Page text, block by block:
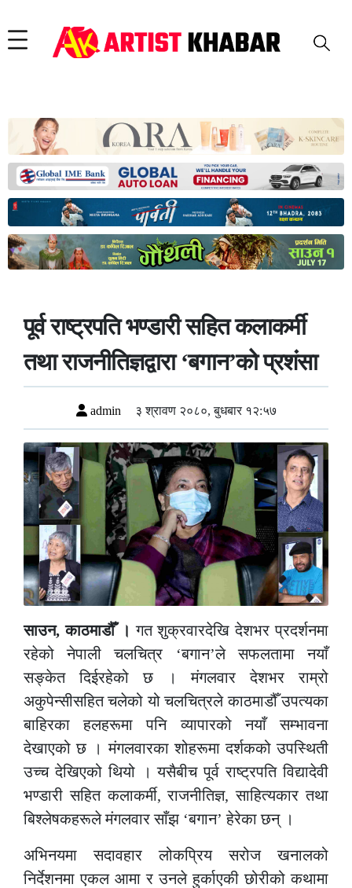
पूर्व राष्ट्रपति भण्डारी सहित कलाकर्मी
तथा राजनीतिज्ञद्वारा ‘बगान’को प्रशंसा
admin ३ श्रावण २०८०, बुधबार १२:५७
साउन, काठमाडौँ ।गत शुक्रवारदेखि देशभर प्रदर्शनमा
रहेको नेपाली चलचित्र ‘बगान’ले सफलतामा नयाँ
सङ्केत दिईरहेको छ । मंगलवार देशभर राम्रो
अकुपेन्सीसहित चलेको यो चलचित्रले काठमाडौँ उपत्यका
बाहिरका हलहरूमा पनि व्यापारको नयाँ सम्भावना
देखाएको छ । मंगलवारका शोहरूमा दर्शकको उपस्थिती
उच्च देखिएको थियो । यसैबीच पूर्व राष्ट्रपति विद्यादेवी
भण्डारी सहित कलाकर्मी, राजनीतिज्ञ, साहित्यकार तथा
बिश्लेषकहरूले मंगलवार साँझ ‘बगान’ हेरेका छन् ।
अभिनयमा सदावहार लोकप्रिय सरोज खनालको
निर्देशनमा एकल आमा र उनले हुर्काएकी छोरीको कथामा